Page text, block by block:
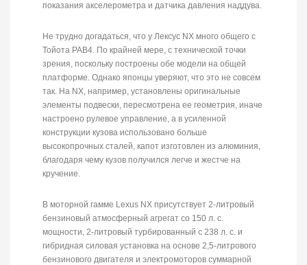
показания акселерометра и датчика давления наддува.
Не трудно догадаться, что у Лексус NX много общего с
Тойота РАВ4. По крайней мере, с технической точки
зрения, поскольку построены обе модели на общей
платформе. Однако японцы уверяют, что это не совсем
так. На NX, например, установлены оригинальные
элементы подвески, пересмотрена ее геометрия, иначе
настроено рулевое управление, а в усиленной
конструкции кузова использовано больше
высокопрочных сталей, капот изготовлен из алюминия,
благодаря чему кузов получился легче и жестче на
кручение.
В моторной гамме Lexus NX присутствует 2-литровый
бензиновый атмосферный агрегат со 150 л. с.
мощности, 2-литровый турбированный с 238 л. с. и
гибридная силовая установка на основе 2,5-литрового
бензинового двигателя и электромоторов суммарной